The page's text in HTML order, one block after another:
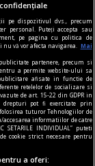
Cititorul
montaj.
pe dispozitivul dvs., precum
personal. Puteți accepta sau
pe pagina cu politica de
vă vor afecta navigarea.
Mai
partenere, precum si
a permite website-ului sa
afisate in functie de
retelelor de socializare si
de art. 15-22 din GDPR in
drepturi pot fi exercitate prin
folosirea tuturor Tehnologiilor de
accesarea informatiilor de catre
INDIVIDUAL” puteti
cookie strict necesare pentru
a oferi: